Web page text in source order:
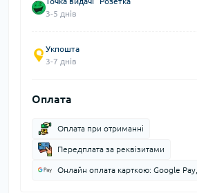
3-5 днів
Укпошта
3-7 днів
Оплата
Оплата при отриманні
Передплата за реквізитами
Онлайн оплата карткою: Google